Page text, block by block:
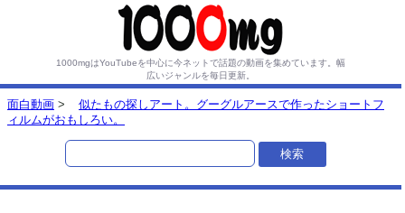
1000mgはYouTubeを中心に今ネットで話題の動画を集めています。 幅
広いジャンルを毎日更新。
面白動画 >
似たもの探しアート。グーグルアースで作ったショートフ
ィルムがおもしろい。